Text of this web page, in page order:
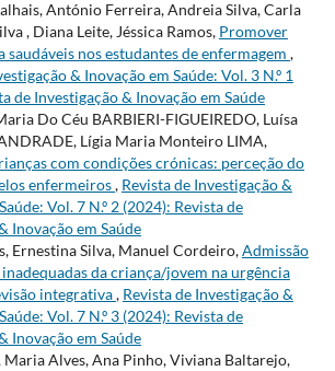
António Ferreira, Andreia Silva, Carla
, Diana Leite, Jéssica Ramos, Promover
saudáveis nos estudantes de enfermagem ,
& Inovação em Saúde: Vol. 3 N.º 1
de Investigação & Inovação em Saúde
Do Céu BARBIERI-FIGUEIREDO, Luísa
Lígia Maria Monteiro LIMA,
com condições crónicas: perceção do
enfermeiros, Revista de Investigação &
Vol. 7 N.º 2 (2024): Revista de
Inovação em Saúde
Ernestina Silva, Manuel Cordeiro,Admissão
da criança/jovem na urgência
integrativa, Revista de Investigação &
Vol. 7 N.º 3 (2024): Revista de
Inovação em Saúde
Maria Alves, Ana Pinho, Viviana Baltarejo,